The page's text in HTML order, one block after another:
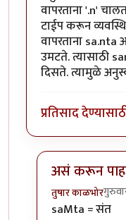
वापरताना '.n'
टाईप करून
वापरताना
उमटते. त्यासाठी
दिसते. त्यामुळे
प्रतिसाद
असं करून
तुषार काळभोर
In reply to
saMta = संत